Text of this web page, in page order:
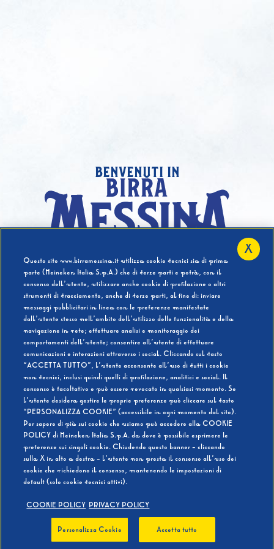
benvenuti in
Hai compiuto 18 Anni?
SI NO
BEVI RESPONSABILMENTE
Questo sito www.birramessina.it utilizza cookie tecnici sia di prima
parte (Heineken Italia S.p.A.) che di terze parti e potrà, con il
consenso dell’utente, utilizzare anche cookie di profilazione o altri
strumenti di tracciamento, anche di terze parti, al fine di: inviare
messaggi pubblicitari in linea con le preferenze manifestate
dall’utente stesso nell’ambito dell’utilizzo delle funzionalità e della
navigazione in rete; effettuare analisi e monitoraggio dei
comportamenti dell’utente; consentire all’utente di effettuare
comunicazioni e interazioni attraverso i social. Cliccando sul tasto
“ACCETTA TUTTO”, l’utente acconsente all’uso di tutti i cookie
non tecnici, inclusi quindi quelli di profilazione, analitici e social. Il
consenso è facoltativo e può essere revocato in qualsiasi momento. Se
l’utente desidera gestire le proprie preferenze può cliccare sul tasto
“PERSONALIZZA COOKIE” (accessibile in ogni momento dal sito).
Per sapere di più sui cookie che usiamo può accedere alla COOKIE
POLICY di Heineken Italia S.p.A. da dove è possibile esprimere le
preferenze sui singoli cookie. Chiudendo questo banner - cliccando
sulla X in alto a destra - l’utente non presta il consenso all’uso dei
cookie che richiedono il consenso, mantenendo le impostazioni di
default (solo cookie tecnici attivi).
COOKIE POLICY PRIVACY POLICY
Personalizza Cookie Accetta tutto
X